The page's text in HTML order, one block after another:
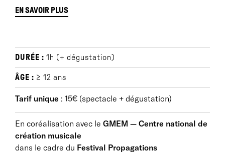
EN SAVOIR PLUS
Programme musical :
Antoine Arnera
La Bouille(2019)
Commande GMEM
Reading Winds - Intermezzi VI(2019)
Commande GMEM
DURÉE : 1h (+ dégustation)
ÂGE : ≥ 12 ans
Tarif unique : 15€ (spectacle + dégustation)
En coréalisation avec le GMEM — Centre national de
création musicale
dans le cadre du Festival Propagations